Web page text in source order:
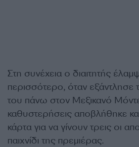
Στη συνέχεια ο διαιτητής
περισσότερο, όταν εξάντλησε
του πάνω στον Μεξικανό
καθυστερήσεις αποβλήθηκε
κάρτα για να γίνουν τρεις οι
παιχνίδι της πρεμιέρας.